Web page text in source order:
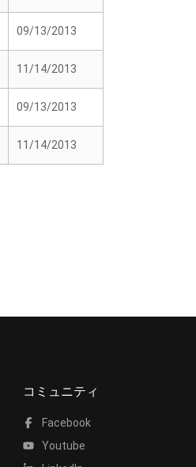
09/13/2013
11/14/2013
09/13/2013
11/14/2013
コミュニティ
Facebook
Youtube